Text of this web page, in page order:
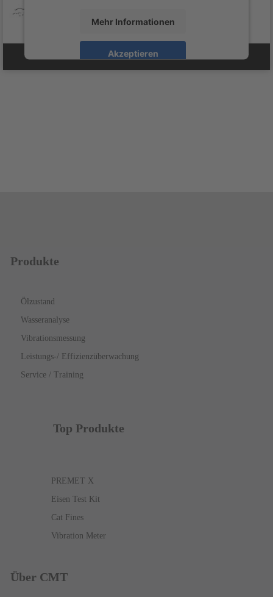
Mehr Informationen
Akzeptieren
Produkte
Ölzustand
Wasseranalyse
Vibrationsmessung
Leistungs-/ Effizienzüberwachung
Service / Training
Top Produkte
PREMET X
Eisen Test Kit
Cat Fines
Vibration Meter
Über CMT